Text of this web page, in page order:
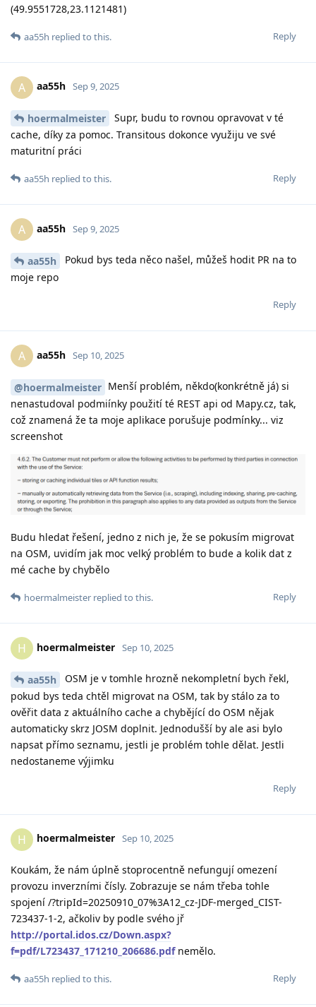
(49.9551728,23.1121481)
Reply
aa55h replied to this.
A aa55h Sep 9, 2025
hoermalmeister
Supr, budu to rovnou opravovat v té
cache, díky za pomoc. Transitous dokonce využiju ve své
maturitní práci
Reply
aa55h replied to this.
A aa55h Sep 9, 2025
aa55h
Pokud bys teda něco našel, můžeš hodit PR na to
moje repo
Reply
A aa55h Sep 10, 2025
@hoermalmeister Menší problém, někdo(konkrétně já) si
nenastudoval podmiínky použití té REST api od Mapy.cz, tak,
což znamená že ta moje aplikace porušuje podmínky... viz
screenshot
Budu hledat řešení, jedno z nich je, že se pokusím migrovat
na OSM, uvidím jak moc velký problém to bude a kolik dat z
mé cache by chybělo
Reply
hoermalmeister replied to this.
H hoermalmeister Sep 10, 2025
aa55h
OSM je v tomhle hrozně nekompletní bych řekl,
pokud bys teda chtěl migrovat na OSM, tak by stálo za to
ověřit data z aktuálního cache a chybějící do OSM nějak
automaticky skrz JOSM doplnit. Jednodušší by ale asi bylo
napsat přímo seznamu, jestli je problém tohle dělat. Jestli
nedostaneme výjimku
Reply
H hoermalmeister Sep 10, 2025
Koukám, že nám úplně stoprocentně nefungují omezení
provozu inverzními čísly. Zobrazuje se nám třeba tohle
spojení /?tripId=20250910_07%3A12_cz-JDF-merged_CIST-
723437-1-2, ačkoliv by podle svého jř
http://portal.idos.cz/Down.aspx?
f=pdf/L723437_171210_206686.pdfnemělo.
Reply
aa55h replied to this.